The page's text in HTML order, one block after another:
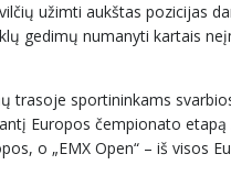
užimti aukštas pozicijas
gedimų numanyti kartais
trasoje sportininkams
Europos čempionato
o „EMX Open“ – iš visos